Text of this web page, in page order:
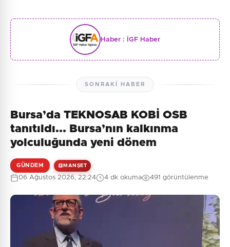
Haber : İGF Haber
SONRAKI HABER
Bursa’da TEKNOSAB KOBİ OSB
tanıtıldı... Bursa’nın kalkınma
yolculuğunda yeni dönem
GÜNDEM MANŞET
06 Ağustos 2026, 22:24 4 dk okuma 491 görüntülenme